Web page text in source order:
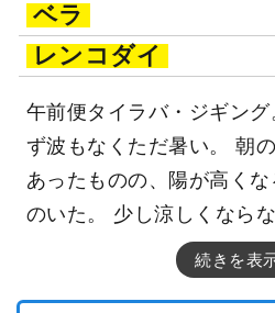
ベラ
レンコダイ
午前便タイラバ・ジギン
ず波もなくただ暑い。 朝
あったものの、陽が高く
のいた。 少し涼しくなら
続きを表